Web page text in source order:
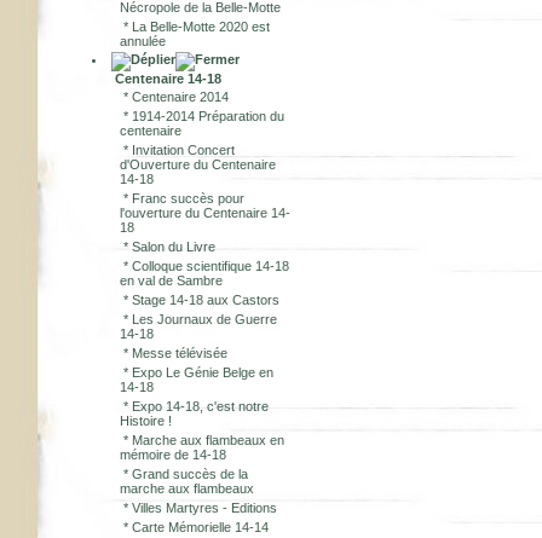
Nécropole de la Belle-Motte
* La Belle-Motte 2020 est
annulée
Centenaire 14-18
* Centenaire 2014
* 1914-2014 Préparation du
centenaire
* Invitation Concert
d'Ouverture du Centenaire
14-18
* Franc succès pour
l'ouverture du Centenaire 14-
18
* Salon du Livre
* Colloque scientifique 14-18
en val de Sambre
* Stage 14-18 aux Castors
* Les Journaux de Guerre
14-18
* Messe télévisée
* Expo Le Génie Belge en
14-18
* Expo 14-18, c'est notre
Histoire !
* Marche aux flambeaux en
mémoire de 14-18
* Grand succès de la
marche aux flambeaux
* Villes Martyres - Editions
* Carte Mémorielle 14-14